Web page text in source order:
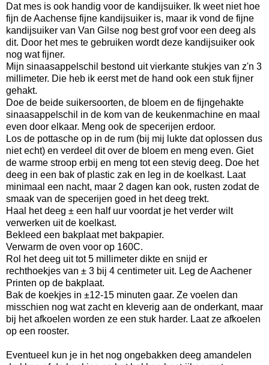
Dat mes is ook handig voor de kandijsuiker. Ik weet niet hoe
fijn de Aachense fijne kandijsuiker is, maar ik vond de fijne
kandijsuiker van Van Gilse nog best grof voor een deeg als
dit. Door het mes te gebruiken wordt deze kandijsuiker ook
nog wat fijner.
Mijn sinaasappelschil bestond uit vierkante stukjes van z'n 3
millimeter. Die heb ik eerst met de hand ook een stuk fijner
gehakt.
Doe de beide suikersoorten, de bloem en de fijngehakte
sinaasappelschil in de kom van de keukenmachine en maal
even door elkaar. Meng ook de specerijen erdoor.
Los de pottasche op in de rum (bij mij lukte dat oplossen dus
niet echt) en verdeel dit over de bloem en meng even. Giet
de warme stroop erbij en meng tot een stevig deeg. Doe het
deeg in een bak of plastic zak en leg in de koelkast. Laat
minimaal een nacht, maar 2 dagen kan ook, rusten zodat de
smaak van de specerijen goed in het deeg trekt.
Haal het deeg ± een half uur voordat je het verder wilt
verwerken uit de koelkast.
Bekleed een bakplaat met bakpapier.
Verwarm de oven voor op 160C.
Rol het deeg uit tot 5 millimeter dikte en snijd er
rechthoekjes van ± 3 bij 4 centimeter uit. Leg de Aachener
Printen op de bakplaat.
Bak de koekjes in ±12-15 minuten gaar. Ze voelen dan
misschien nog wat zacht en kleverig aan de onderkant, maar
bij het afkoelen worden ze een stuk harder. Laat ze afkoelen
op een rooster.
Eventueel kun je in het nog ongebakken deeg amandelen